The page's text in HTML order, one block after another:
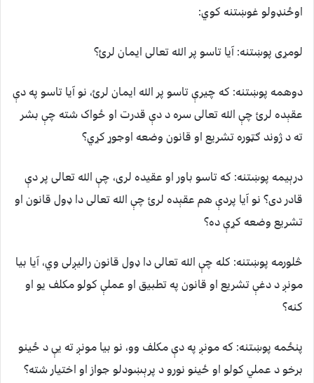
اوځنډولو غوښتنه کوي:
لومړی پوښتنه: آيا تاسو پر الله تعالی ايمان لرئ؟
دوهمه پوښتنه: که چيرې تاسو پر الله ايمان لرئ، نو آيا تاسو په دې
عقېده لرئ چې الله تعالی سره د دې قدرت او ځواک شته چې بشر
ته د ژوند ګټوره تشريع او قانون وضعه اوجوړ کړي؟
درېيمه پوښتنه: که تاسو باور او عقيده لری، چې الله تعالی پر دې
قادر دی؟ نو آيا پردې هم عقېده لرئ چې الله تعالی دا ډول قانون او
تشريع وضعه کړې ده؟
څلورمه پوښتنه: کله چې الله تعالی دا ډول قانون راليږلی وي، آيا بيا
مونږ د دغې تشريع او قانون په تطبيق او عملې کولو مکلف يو او
کنه؟
پنځمه پوښتنه: که مونږ په دې مکلف وو، نو بيا مونږ ته يې د ځينو
برخو د عملي کولو او ځينو نورو د پرېښودلو جواز او اختيار شته؟